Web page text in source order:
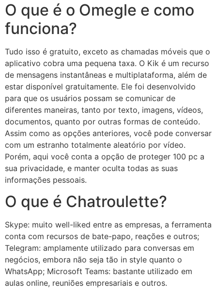
O que é o Omegle e como
funciona?
Tudo isso é gratuito, exceto as chamadas móveis que o
aplicativo cobra uma pequena taxa. O Kik é um recurso
de mensagens instantâneas e multiplataforma, além de
estar disponível gratuitamente. Ele foi desenvolvido
para que os usuários possam se comunicar de
diferentes maneiras, tanto por texto, imagens, vídeos,
documentos, quanto por outras formas de conteúdo.
Assim como as opções anteriores, você pode conversar
com um estranho totalmente aleatório por vídeo.
Porém, aqui você conta a opção de proteger 100 pc a
sua privacidade, e manter oculta todas as suas
informações pessoais.
O que é Chatroulette?
Skype: muito well-liked entre as empresas, a ferramenta
conta com recursos de bate-papo, reações e outros;
Telegram: amplamente utilizado para conversas em
negócios, embora não seja tão in style quanto o
WhatsApp; Microsoft Teams: bastante utilizado em
aulas online, reuniões empresariais e outros.